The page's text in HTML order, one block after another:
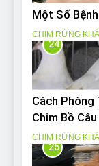
Một Số
CHIM RỪNG
24
Cách Phòng
Chim Bồ Câu
CHIM RỪNG
25